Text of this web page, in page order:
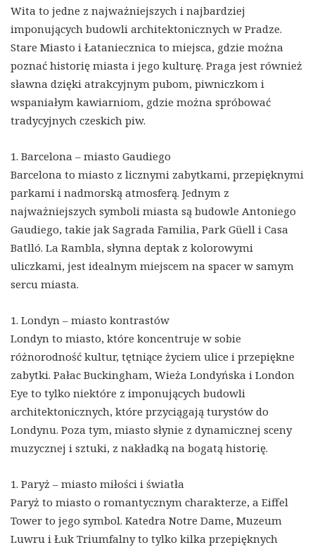
Wita to jedne z najważniejszych i najbardziej
imponujących budowli architektonicznych w Pradze.
Stare Miasto i Łataniecznica to miejsca, gdzie można
poznać historię miasta i jego kulturę. Praga jest również
sławna dzięki atrakcyjnym pubom, piwniczkom i
wspaniałym kawiarniom, gdzie można spróbować
tradycyjnych czeskich piw.
1. Barcelona – miasto Gaudiego
Barcelona to miasto z licznymi zabytkami, przepięknymi
parkami i nadmorską atmosferą. Jednym z
najważniejszych symboli miasta są budowle Antoniego
Gaudiego, takie jak Sagrada Familia, Park Güell i Casa
Batlló. La Rambla, słynna deptak z kolorowymi
uliczkami, jest idealnym miejscem na spacer w samym
sercu miasta.
1. Londyn – miasto kontrastów
Londyn to miasto, które koncentruje w sobie
różnorodność kultur, tętniące życiem ulice i przepiękne
zabytki. Pałac Buckingham, Wieża Londyńska i London
Eye to tylko niektóre z imponujących budowli
architektonicznych, które przyciągają turystów do
Londynu. Poza tym, miasto słynie z dynamicznej sceny
muzycznej i sztuki, z nakładką na bogatą historię.
1. Paryż – miasto miłości i światła
Paryż to miasto o romantycznym charakterze, a Eiffel
Tower to jego symbol. Katedra Notre Dame, Muzeum
Luwru i Łuk Triumfalny to tylko kilka przepięknych